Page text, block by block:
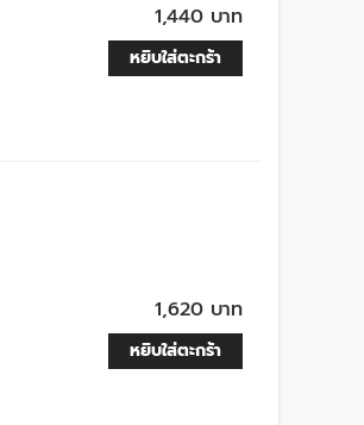
1,440 บาท
หยิบใส่ตะกร้า
1,620 บาท
หยิบใส่ตะกร้า